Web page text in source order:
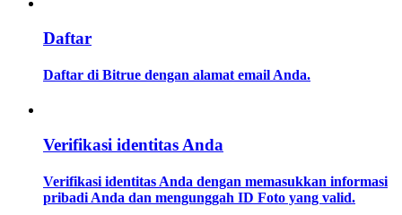
Strategi perdagangan
Daftar
Daftar di Bitrue dengan alamat email Anda.
Verifikasi identitas Anda
Verifikasi identitas Anda dengan memasukkan informasi
pribadi Anda dan mengunggah ID Foto yang valid.